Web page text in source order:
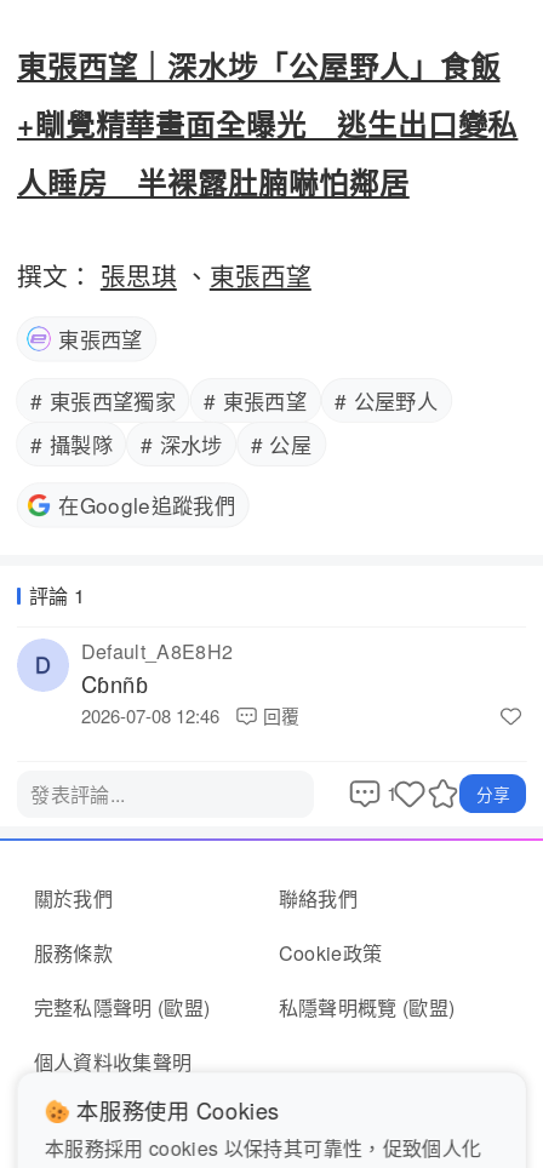
東張西望｜深水埗「公屋野人」食飯
+瞓覺精華畫面全曝光 逃生出口變私
人睡房 半裸露肚腩嚇怕鄰居
撰文： 張思琪 、 東張西望
東張西望
# 東張西望獨家 # 東張西望
# 公屋野人
# 攝製隊
# 深水埗 # 公屋
在Google追蹤我們
評論 1
Default_A8E8H2
Cɓnñɓ
2026-07-08 12:46 回覆
發表評論... 1 分享
關於我們
服務條款
完整私隱聲明 (歐盟)
個人資料收集聲明
聯絡我們
Cookie政策
私隱聲明概覽 (歐盟)
即時報料 報東張表格
本服務使用 Cookies
本服務採用 cookies 以保持其可靠性，促致個人化